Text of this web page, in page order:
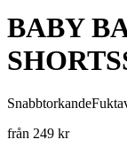
BABY
SHORTS
Snabbtorkande
från 249 kr